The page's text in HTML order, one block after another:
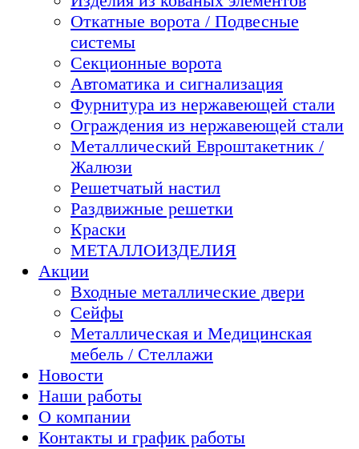
Откатные ворота / Подвесные
системы
Секционные ворота
Автоматика и сигнализация
Фурнитура из нержавеющей стали
Ограждения из нержавеющей стали
Металлический Евроштакетник /
Жалюзи
Решетчатый настил
Раздвижные решетки
Краски
МЕТАЛЛОИЗДЕЛИЯ
Акции
Входные металлические двери
Сейфы
Металлическая и Медицинская
мебель / Стеллажи
Новости
Наши работы
О компании
Контакты и график работы